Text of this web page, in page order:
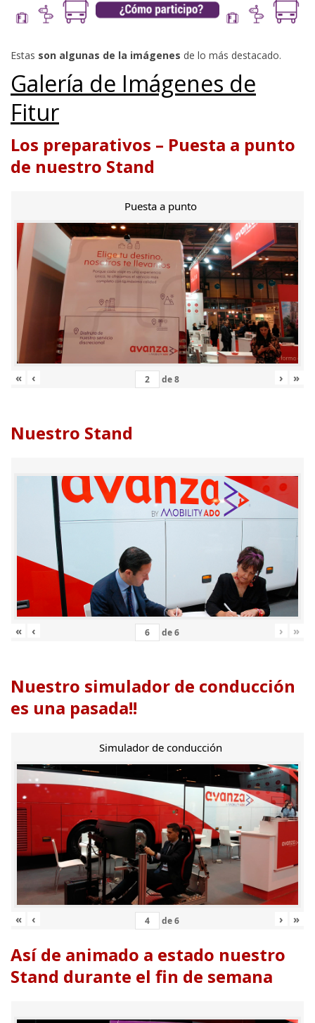
Estas son algunas de la imágenes de lo más destacado.
Galería de Imágenes de
Fitur
Los preparativos – Puesta a punto
de nuestro Stand
Puesta a punto
« ‹ de8 › »
Nuestro Stand
« ‹ de6 › »
Nuestro simulador de conducción
es una pasada!!
Simulador de conducción
« ‹ de6 › »
Así de animado a estado nuestro
Stand durante el fin de semana